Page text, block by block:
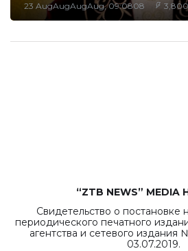
23 AugAugAugAug, 09:0808
“ZTB NEWS” MEDIA
Свидетельство о постановке
периодического печатного
агентства и сетевого
03.07.2019.